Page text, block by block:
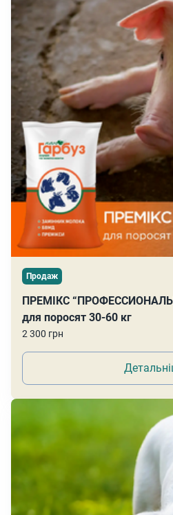
Продаж
ПРЕМІКС
для поросят 30-60 кг
2 300 грн